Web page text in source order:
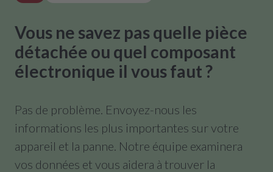
Vous ne savez pas quelle pièce
détachée ou quel composant
électronique il vous faut ?
Pas de problème. Envoyez-nous les
informations les plus importantes sur votre
appareil et la panne. Notre équipe examinera
vos données et vous aidera à trouver la